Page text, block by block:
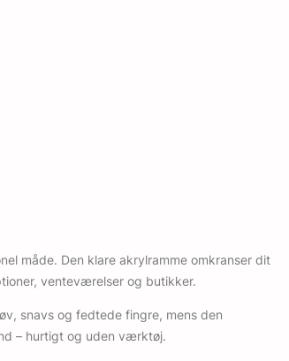
måde. Den klare akrylramme omkranser dit
venteværelser og butikker.
snavs og fedtede fingre, mens den
– hurtigt og uden værktøj.